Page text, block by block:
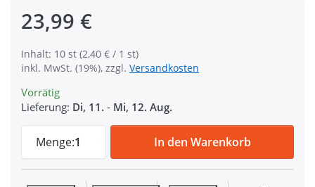
23,99 €
Inhalt: 10 st (2,40 € / 1 st)
inkl. MwSt. (19%), zzgl. Versandkosten
Vorrätig
Lieferung: Di, 11. - Mi, 12. Aug.
Menge:1
Bolzenkarabiner 6,2cm lang - Messing -
In den Warenkorb